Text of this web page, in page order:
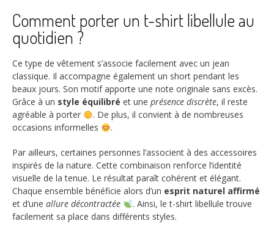
Comment porter un t-shirt libellule au
quotidien ?
Ce type de vêtement s’associe facilement avec un jean
classique. Il accompagne également un short pendant les
beaux jours. Son motif apporte une note originale sans excès.
Grâce à un style équilibré et une présence discrète, il reste
agréable à porter
. De plus, il convient à de nombreuses
occasions informelles
.
Par ailleurs, certaines personnes l’associent à des accessoires
inspirés de la nature. Cette combinaison renforce l’identité
visuelle de la tenue. Le résultat paraît cohérent et élégant.
Chaque ensemble bénéficie alors d’un esprit naturel affirmé
et d’une allure décontractée
. Ainsi, le t-shirt libellule trouve
facilement sa place dans différents styles.